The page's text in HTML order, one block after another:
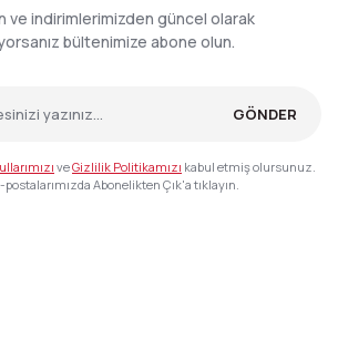
ve indirimlerimizden güncel olarak
bültenimize abone olun.
GÖNDER
veGizlilik Politikamızı kabul etmiş olursunuz.
postalarımızda Abonelikten Çık'a tıklayın.